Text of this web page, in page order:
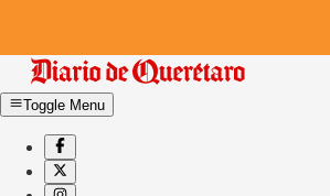
Toggle Menu